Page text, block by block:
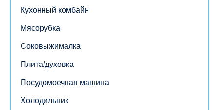
Кухонный комбайн
Мясорубка
Соковыжималка
Плита/духовка
Посудомоечная машина
Холодильник